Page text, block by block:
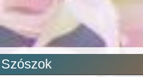
Szószok